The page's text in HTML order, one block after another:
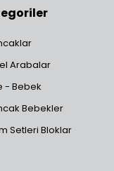
Arabalar
- Bebek
Bebekler
Setleri Bloklar